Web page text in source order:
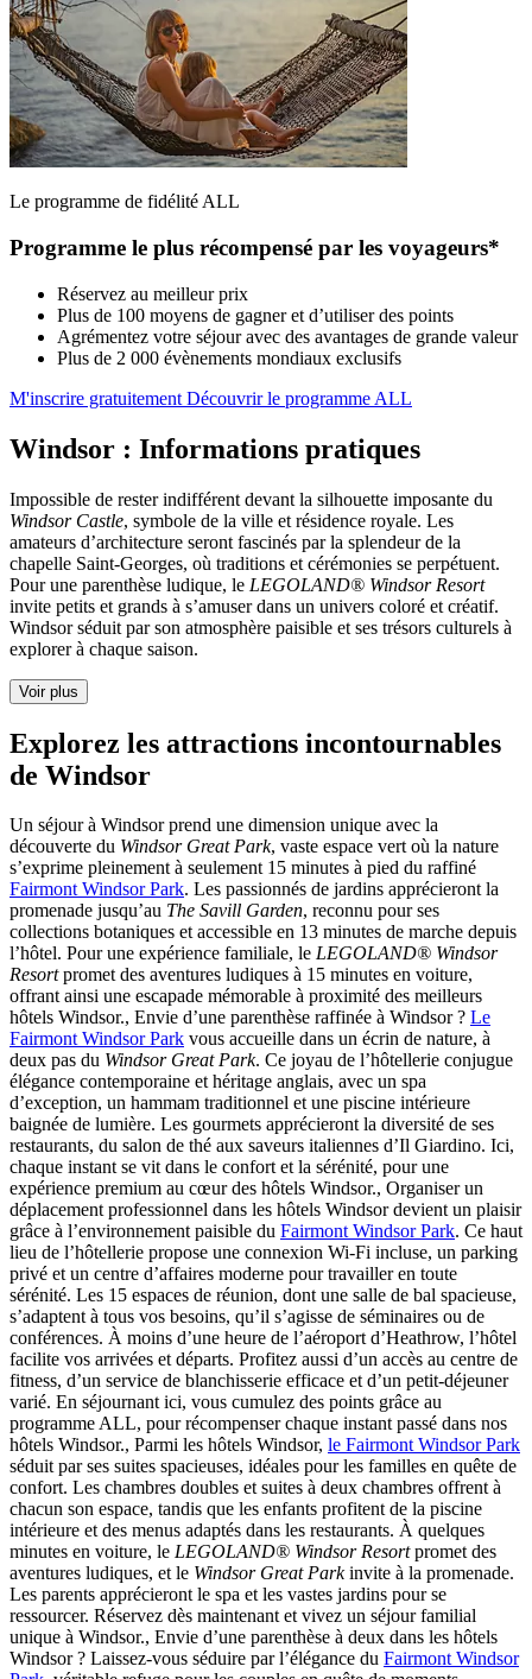
Le programme de fidélité ALL
Programme le plus récompensé par les voyageurs*
Réservez au meilleur prix
Plus de 100 moyens de gagner et d’utiliser des points
Agrémentez votre séjour avec des avantages de grande valeur
Plus de 2 000 évènements mondiaux exclusifs
M'inscrire gratuitement Découvrir le programme ALL
Windsor : Informations pratiques
Impossible de rester indifférent devant la silhouette imposante du
Windsor Castle, symbole de la ville et résidence royale. Les
amateurs d’architecture seront fascinés par la splendeur de la
chapelle Saint-Georges, où traditions et cérémonies se perpétuent.
Pour une parenthèse ludique, le LEGOLAND® Windsor Resort
invite petits et grands à s’amuser dans un univers coloré et créatif.
Windsor séduit par son atmosphère paisible et ses trésors culturels à
explorer à chaque saison.
Voir plus
Explorez les attractions incontournables
de Windsor
Un séjour à Windsor prend une dimension unique avec la
découverte du Windsor Great Park, vaste espace vert où la nature
s’exprime pleinement à seulement 15 minutes à pied du raffiné
Fairmont Windsor Park. Les passionnés de jardins apprécieront la
promenade jusqu’au The Savill Garden, reconnu pour ses
collections botaniques et accessible en 13 minutes de marche depuis
l’hôtel. Pour une expérience familiale, le LEGOLAND® Windsor
Resortpromet des aventures ludiques à 15 minutes en voiture,
offrant ainsi une escapade mémorable à proximité des meilleurs
hôtels Windsor., Envie d’une parenthèse raffinée à Windsor ? Le
Fairmont Windsor Park vous accueille dans un écrin de nature, à
deux pas du Windsor Great Park. Ce joyau de l’hôtellerie conjugue
élégance contemporaine et héritage anglais, avec un spa
d’exception, un hammam traditionnel et une piscine intérieure
baignée de lumière. Les gourmets apprécieront la diversité de ses
restaurants, du salon de thé aux saveurs italiennes d’Il Giardino. Ici,
chaque instant se vit dans le confort et la sérénité, pour une
expérience premium au cœur des hôtels Windsor., Organiser un
déplacement professionnel dans les hôtels Windsor devient un plaisir
grâce à l’environnement paisible du Fairmont Windsor Park. Ce haut
lieu de l’hôtellerie propose une connexion Wi-Fi incluse, un parking
privé et un centre d’affaires moderne pour travailler en toute
sérénité. Les 15 espaces de réunion, dont une salle de bal spacieuse,
s’adaptent à tous vos besoins, qu’il s’agisse de séminaires ou de
conférences. À moins d’une heure de l’aéroport d’Heathrow, l’hôtel
facilite vos arrivées et départs. Profitez aussi d’un accès au centre de
fitness, d’un service de blanchisserie efficace et d’un petit-déjeuner
varié. En séjournant ici, vous cumulez des points grâce au
programme ALL, pour récompenser chaque instant passé dans nos
hôtels Windsor., Parmi les hôtels Windsor, le Fairmont Windsor Park
séduit par ses suites spacieuses, idéales pour les familles en quête de
confort. Les chambres doubles et suites à deux chambres offrent à
chacun son espace, tandis que les enfants profitent de la piscine
intérieure et des menus adaptés dans les restaurants. À quelques
minutes en voiture, le LEGOLAND® Windsor Resortpromet des
aventures ludiques, et le Windsor Great Parkinvite à la promenade.
Les parents apprécieront le spa et les vastes jardins pour se
ressourcer. Réservez dès maintenant et vivez un séjour familial
unique à Windsor., Envie d’une parenthèse à deux dans les hôtels
Windsor ? Laissez-vous séduire par l’élégance du Fairmont Windsor